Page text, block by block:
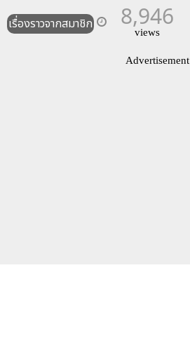
เรื่องราวจากสมาชิก 8,946
views
Advertisement